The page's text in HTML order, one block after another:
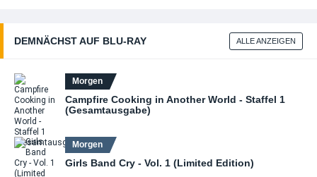
DEMNÄCHST AUF BLU‑RAY ALLE ANZEIGEN
Morgen
Campfire Cooking in Another World - Staffel 1
(Gesamtausgabe)
Morgen
Girls Band Cry - Vol. 1 (Limited Edition)